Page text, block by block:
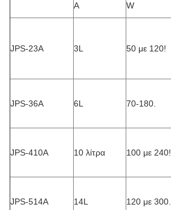
Α
W
JPS-23A 3L 50 με 120!
JPS-36A 6L 70-180.
JPS-410A 10 λίτρα 100 με 240!
JPS-514Α 14L 120 με 300.